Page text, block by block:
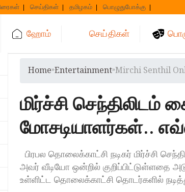
செய்திகள் தமிழகம் பொழுதுபோக்கு
ஹோம் செய்திகள்
Home»Entertainment»Mirchi Senthil
மிர்ச்சி
மோசடியாளர்கள்..
பிரபல தொலைக்காட்சி நடிகர் மிர்ச்சி
அவர் வீடியோ ஒன்றில் குறிப்பிட்டுள்ளதை
உள்ளிட்ட தொலைக்காட்சி தொடர்களில்